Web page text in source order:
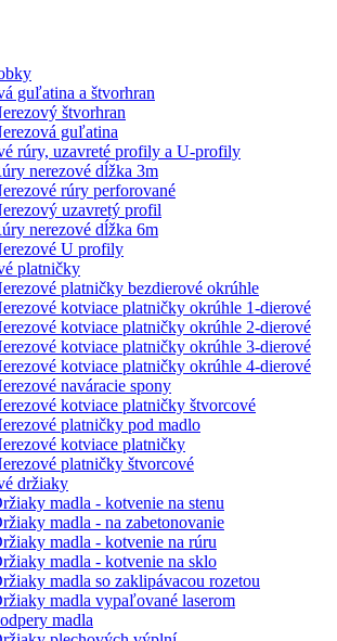
guľatina a štvorhran
štvorhran
guľatina
rúry, uzavreté profily a U-profily
nerezové dĺžka 3m
rúry perforované
uzavretý profil
nerezové dĺžka 6m
U profily
platničky
platničky bezdierové okrúhle
kotviace platničky okrúhle 1-dierové
kotviace platničky okrúhle 2-dierové
kotviace platničky okrúhle 3-dierové
kotviace platničky okrúhle 4-dierové
naváracie spony
kotviace platničky štvorcové
platničky pod madlo
kotviace platničky
platničky štvorcové
držiaky
madla - kotvenie na stenu
madla - na zabetonovanie
madla - kotvenie na rúru
madla - kotvenie na sklo
madla so zaklipávacou rozetou
madla vypaľované laserom
madla